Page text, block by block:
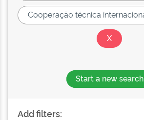
Start a new search
Add filters: